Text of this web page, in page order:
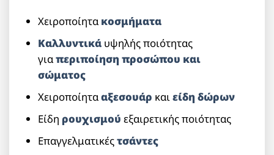
Χειροποίητα κοσμήματα
Καλλυντικά υψηλής ποιότητας
γιαπεριποίηση προσώπου και
σώματος
Χειροποίητααξεσουάρ καιείδη δώρων
Είδηρουχισμού εξαιρετικής ποιότητας
Επαγγελματικέςτσάντες